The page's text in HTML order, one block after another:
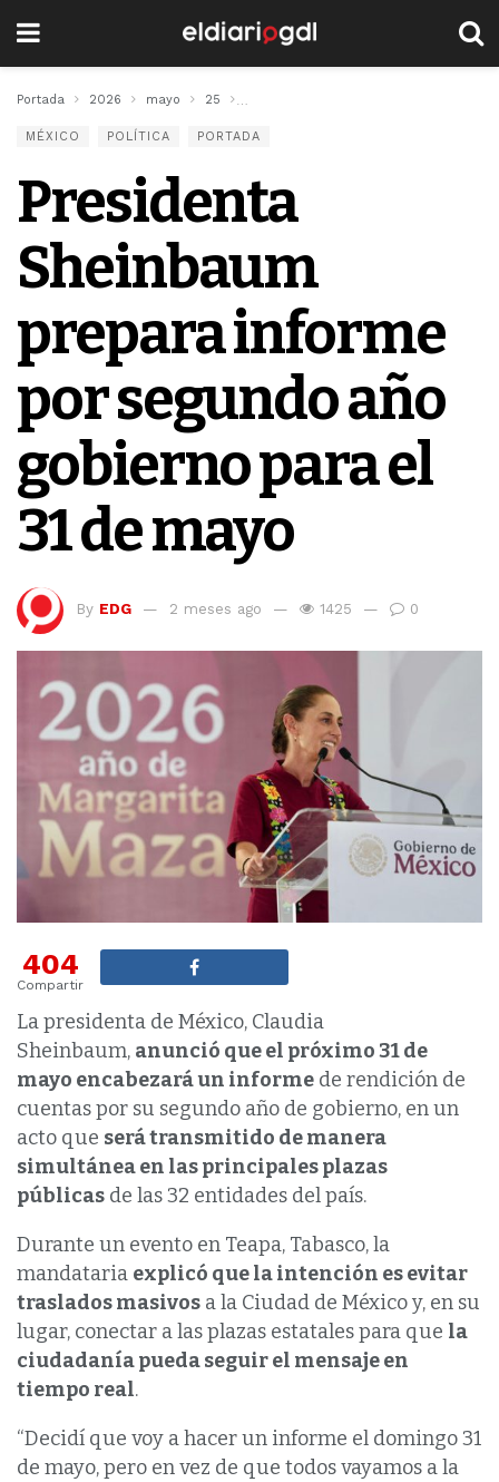
Portada 2026 mayo 25
MÉXICO POLÍTICA PORTADA
Presidenta
Sheinbaum
prepara informe
por segundo año
gobierno para el
31 de mayo
By EDG 2 meses ago 1425 0
404
Compartir
La presidenta de México, Claudia
Sheinbaum, anunció que el próximo 31 de
mayo encabezará un informe de rendición de
cuentas por su segundo año de gobierno, en un
acto que será transmitido de manera
simultánea en las principales plazas
públicas de las 32 entidades del país.
Durante un evento en Teapa, Tabasco, la
mandataria explicó que la intención es evitar
traslados masivos a la Ciudad de México y, en su
lugar, conectar a las plazas estatales para que la
ciudadanía pueda seguir el mensaje en
tiempo real.
“Decidí que voy a hacer un informe el domingo 31
de mayo, pero en vez de que todos vayamos a la